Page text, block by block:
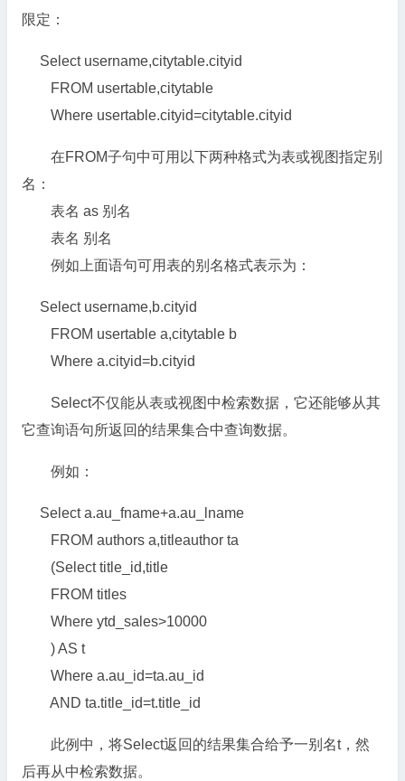
限定：
Select username,citytable.cityid
FROM usertable,citytable
Where usertable.cityid=citytable.cityid
在FROM子句中可用以下两种格式为表或视图指定别
名：
表名 as 别名
表名 别名
例如上面语句可用表的别名格式表示为：
Select username,b.cityid
FROM usertable a,citytable b
Where a.cityid=b.cityid
Select不仅能从表或视图中检索数据，它还能够从其
它查询语句所返回的结果集合中查询数据。
例如：
Select a.au_fname+a.au_lname
FROM authors a,titleauthor ta
(Select title_id,title
FROM titles
Where ytd_sales>10000
) AS t
Where a.au_id=ta.au_id
AND ta.title_id=t.title_id
此例中，将Select返回的结果集合给予一别名t，然
后再从中检索数据。